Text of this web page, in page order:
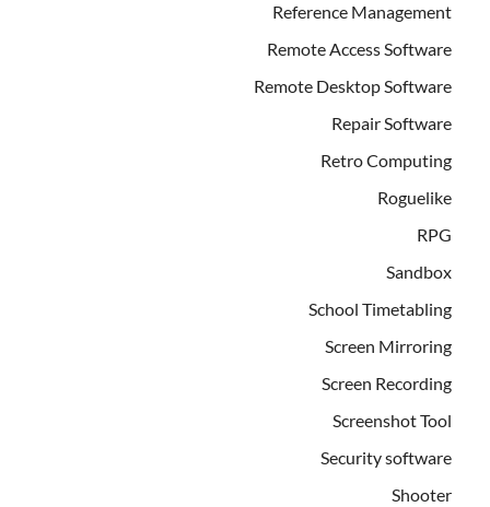
Reference Management
Remote Access Software
Remote Desktop Software
Repair Software
Retro Computing
Roguelike
RPG
Sandbox
School Timetabling
Screen Mirroring
Screen Recording
Screenshot Tool
Security software
Shooter